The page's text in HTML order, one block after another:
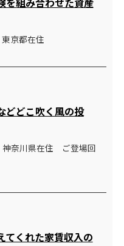
京都在住
どどこ吹く風の投
奈川県在住 ご登場回
てくれた家賃収入の